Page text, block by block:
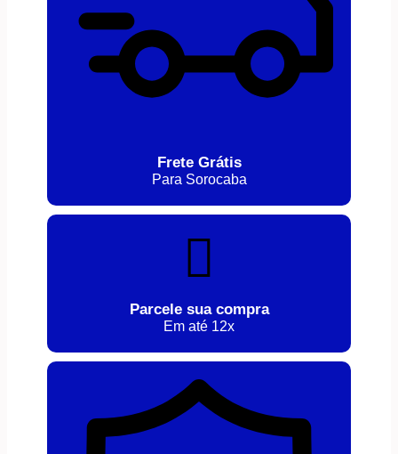
Frete Grátis
Para Sorocaba
Parcele sua compra
Em até 12x